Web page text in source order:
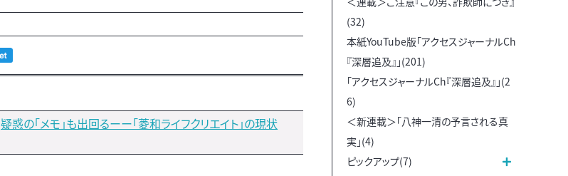
疑惑の「メモ」も出回るーー「菱和ライフクリエイト」の現状
(32)
本紙YouTube版「アクセスジャーナルCh
『深層追及』」(201)
「アクセスジャーナルCh『深層追及』」(2
6)
＜新連載＞「八神一清の予言される真
実」(4)
ピックアップ(7)